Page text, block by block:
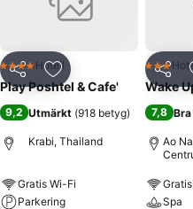
Dela Lägg till i Mina
4 StjärnorHotell
Play Poshtel & Cafe'
9,2 Utmärkt (918 betyg)
Krabi, Thailand
Gratis Wi-Fi
Parkering
Dela
3 Stjärnor
Wake
7,8 Bra
Ao
Spa